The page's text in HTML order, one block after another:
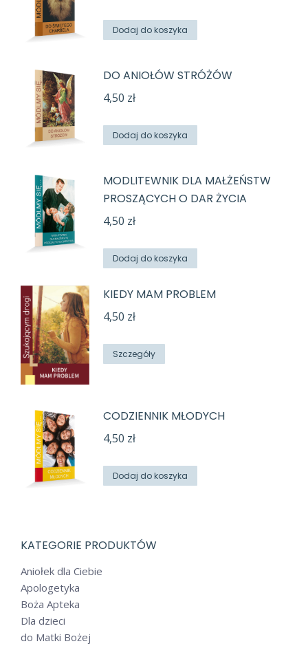
Dodaj do koszyka
DO ANIOŁÓW STRÓŻÓW
4,50 zł
Dodaj do koszyka
MODLITEWNIK DLA MAŁŻEŃSTW
PROSZĄCYCH O DAR ŻYCIA
4,50 zł
Dodaj do koszyka
KIEDY MAM PROBLEM
4,50 zł
Szczegóły
CODZIENNIK MŁODYCH
4,50 zł
Dodaj do koszyka
KATEGORIE PRODUKTÓW
Aniołek dla Ciebie
Apologetyka
Boża Apteka
Dla dzieci
do Matki Bożej